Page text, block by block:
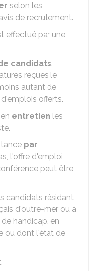
selon les
de recrutement.
effectué par une
candidats.
reçues le
autant de
offerts.
entretien les
par
l'offre d'emploi
peut être
candidats résidant
d'outre-mer ou à
handicap, en
ou dont l'état de